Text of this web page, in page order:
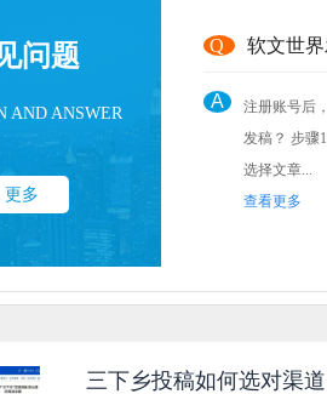
问题
AND ANSWER
更多
Q 软文世
A
注册账号后
发稿？ 步骤1： 点击后台“发稿管理”
选择文章...
查看更多
三下乡投稿如何选对渠